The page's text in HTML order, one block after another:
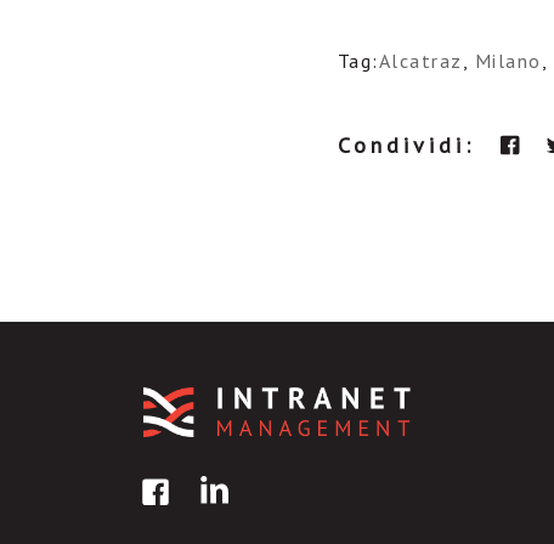
Tag:Alcatraz , Milano ,
Condividi: